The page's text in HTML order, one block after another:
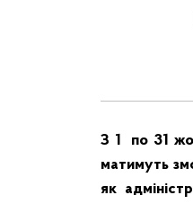
З 1 по 31
матимуть
як